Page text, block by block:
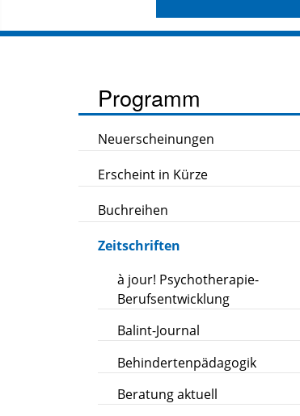
Programm
Neuerscheinungen
Erscheint in Kürze
Buchreihen
Zeitschriften
à jour! Psychotherapie-
Berufsentwicklung
Balint-Journal
Behindertenpädagogik
Beratung aktuell